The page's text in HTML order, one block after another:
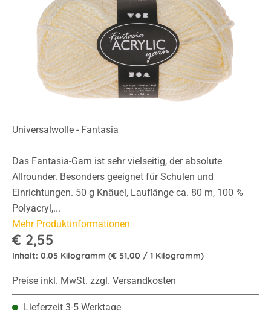
Universalwolle - Fantasia
Das Fantasia-Garn ist sehr vielseitig, der absolute
Allrounder. Besonders geeignet für Schulen und
Einrichtungen. 50 g Knäuel, Lauflänge ca. 80 m, 100 %
Polyacryl,...
Mehr Produktinformationen
€ 2,55
Inhalt: 0.05 Kilogramm (€ 51,00 / 1 Kilogramm)
Preise inkl. MwSt. zzgl. Versandkosten
Lieferzeit 3-5 Werktage